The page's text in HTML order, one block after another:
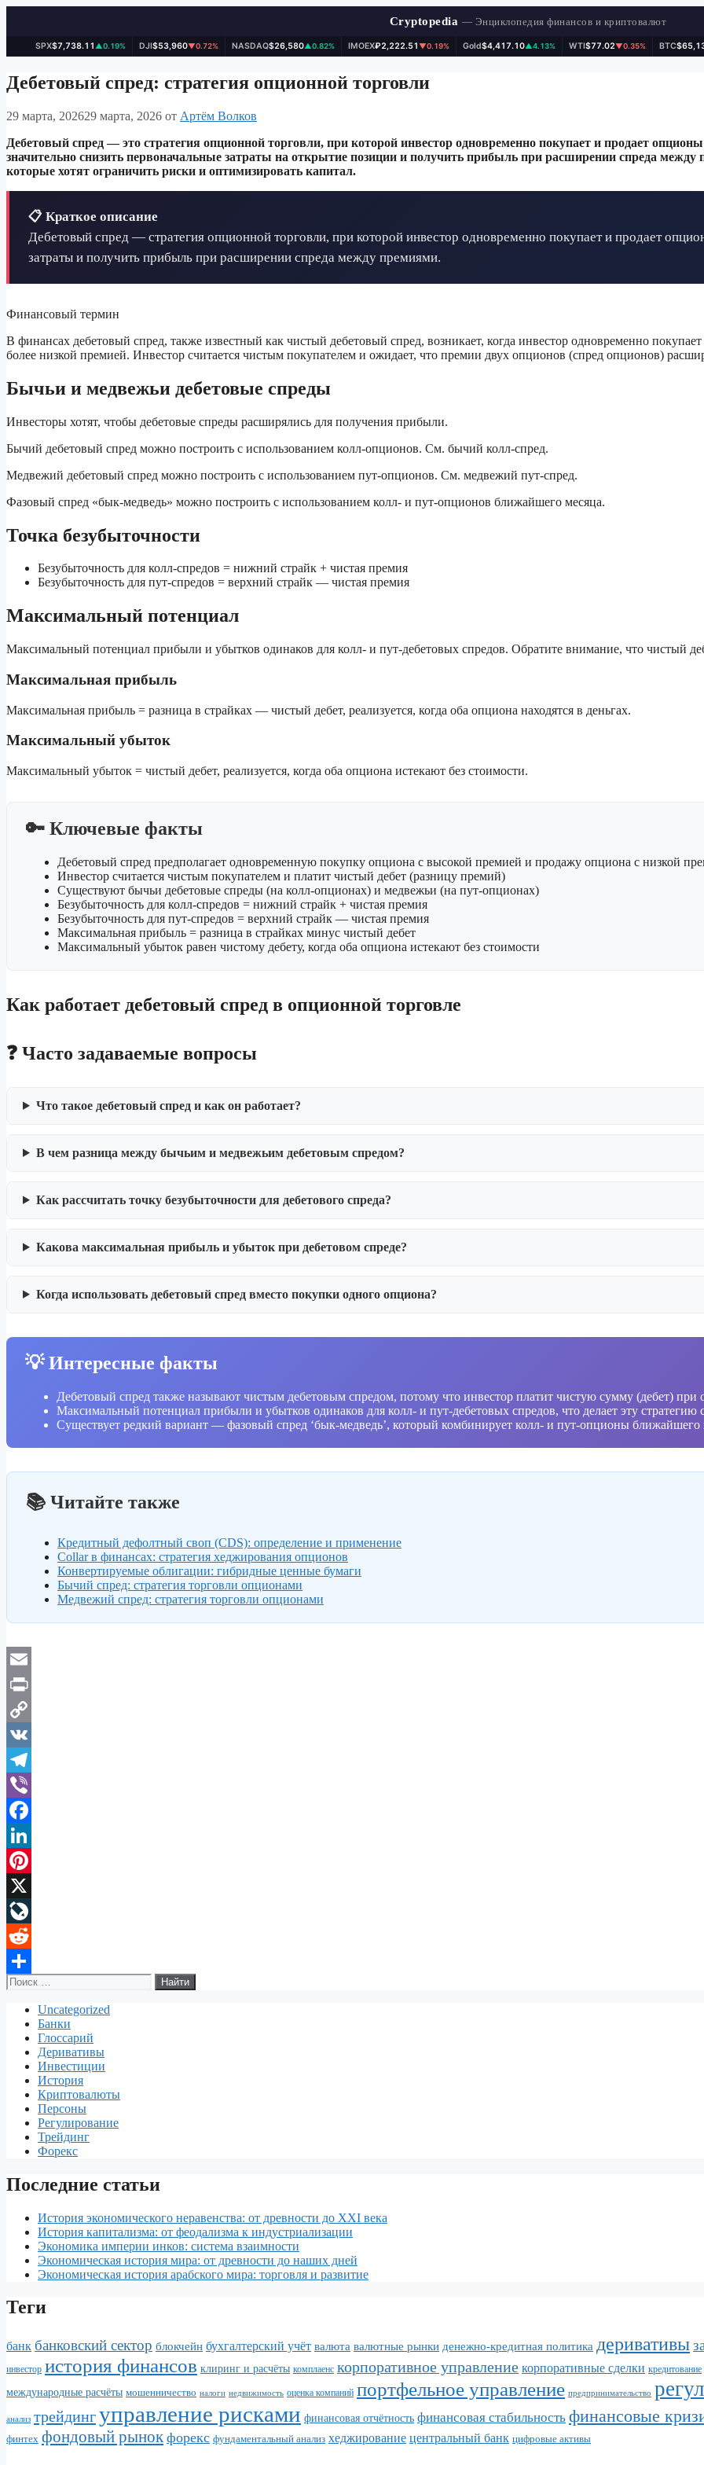
Cryptopedia — Энциклопедия финансов и криптовалют
SPX$7,738.11 ▲0.19% DJI$53,960▼0.72% NASDAQ$26,580▲0.82% IMOEX₽2,222.51▼0.19% Gold$4,417.10▲4.13% WTI$77.02▼0.35% BTC
к
содержимому
Дебетовый спред: стратегия опционной торговли
29 марта, 202629 марта, 2026 от Артём Волков
Дебетовый спред — это стратегия опционной торговли, при которой инвестор одновременно покупает и продает
значительно снизить первоначальные затраты на открытие позиции и получить прибыль при расширении спреда между
которые хотят ограничить риски и оптимизировать капитал.
📋 Краткое описание
Дебетовый спред — стратегия опционной торговли, при которой инвестор одновременно покупает и продает
затраты и получить прибыль при расширении спреда между премиями.
Финансовый термин
В финансах дебетовый спред, также известный как чистый дебетовый спред, возникает, когда инвестор одновременно
более низкой премией. Инвестор считается чистым покупателем и ожидает, что премии двух опционов (спред опционов)
Бычьи и медвежьи дебетовые спреды
Инвесторы хотят, чтобы дебетовые спреды расширялись для получения прибыли.
Бычий дебетовый спред можно построить с использованием колл-опционов. См. бычий колл-спред.
Медвежий дебетовый спред можно построить с использованием пут-опционов. См. медвежий пут-спред.
Фазовый спред «бык-медведь» можно построить с использованием колл- и пут-опционов ближайшего месяца.
Точка безубыточности
Безубыточность для колл-спредов = нижний страйк + чистая премия
Безубыточность для пут-спредов = верхний страйк — чистая премия
Максимальный потенциал
Максимальный потенциал прибыли и убытков одинаков для колл- и пут-дебетовых спредов. Обратите внимание, что чистый
Максимальная прибыль
Максимальная прибыль = разница в страйках — чистый дебет, реализуется, когда оба опциона находятся в деньгах.
Максимальный убыток
Максимальный убыток = чистый дебет, реализуется, когда оба опциона истекают без стоимости.
🔑 Ключевые факты
Дебетовый спред предполагает одновременную покупку опциона с высокой премией и продажу опциона с низкой
Инвестор считается чистым покупателем и платит чистый дебет (разницу премий)
Существуют бычьи дебетовые спреды (на колл-опционах) и медвежьи (на пут-опционах)
Безубыточность для колл-спредов = нижний страйк + чистая премия
Безубыточность для пут-спредов = верхний страйк — чистая премия
Максимальная прибыль = разница в страйках минус чистый дебет
Максимальный убыток равен чистому дебету, когда оба опциона истекают без стоимости
Как работает дебетовый спред в опционной торговле
❓ Часто задаваемые вопросы
Что такое дебетовый спред и как он работает?
В чем разница между бычьим и медвежьим дебетовым спредом?
Как рассчитать точку безубыточности для дебетового спреда?
Какова максимальная прибыль и убыток при дебетовом спреде?
Когда использовать дебетовый спред вместо покупки одного опциона?
💡 Интересные факты
Дебетовый спред также называют чистым дебетовым спредом, потому что инвестор платит чистую сумму (дебет) при
Максимальный потенциал прибыли и убытков одинаков для колл- и пут-дебетовых спредов, что делает эту
Существует редкий вариант — фазовый спред ‘бык-медведь’, который комбинирует колл- и пут-опционы ближайшего
📚 Читайте также
Кредитный дефолтный своп (CDS): определение и применение
Collar в финансах: стратегия хеджирования опционов
Конвертируемые облигации: гибридные ценные бумаги
Бычий спред: стратегия торговли опционами
Медвежий спред: стратегия торговли опционами
Email
Print
Copy
Link
VK
Telegram
Viber
Facebook
LinkedIn
Pinterest
X
LiveJournal
Reddit
Отправить
Поиск:
Uncategorized
Банки
Глоссарий
Деривативы
Инвестиции
История
Криптовалюты
Персоны
Регулирование
Трейдинг
Форекс
Последние статьи
История экономического неравенства: от древности до XXI века
История капитализма: от феодализма к индустриализации
Экономика империи инков: система взаимности
Экономическая история мира: от древности до наших дней
Экономическая история арабского мира: торговля и развитие
Теги
банк банковский сектор блокчейн бухгалтерский учёт валюта валютные рынки денежно-кредитная политика деривативы
инвестор история финансов клиринг и расчёты комплаенс корпоративное управление корпоративные сделки кредитование
международные расчёты мошенничество налоги недвижимость оценка компаний портфельное управление предпринимательство
анализ трейдингуправление рисками финансовая отчётность финансовая стабильность финансовые
финтех фондовый рынок форекс фундаментальный анализ хеджирование центральный банк цифровые активы